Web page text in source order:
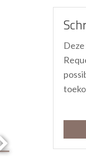
Volgende